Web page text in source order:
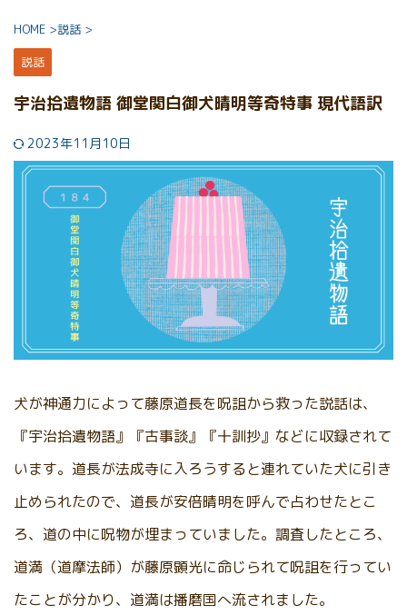
HOME >説話 >
説話
宇治拾遺物語 御堂関白御犬晴明等奇特事 現代語訳
2023年11月10日
犬が神通力によって藤原道長を呪詛から救った説話は、
『宇治拾遺物語』『古事談』『十訓抄』などに収録されて
います。道長が法成寺に入ろうすると連れていた犬に引き
止められたので、道長が安倍晴明を呼んで占わせたとこ
ろ、道の中に呪物が埋まっていました。調査したところ、
道満（道摩法師）が藤原顕光に命じられて呪詛を行ってい
たことが分かり、道満は播磨国へ流されました。